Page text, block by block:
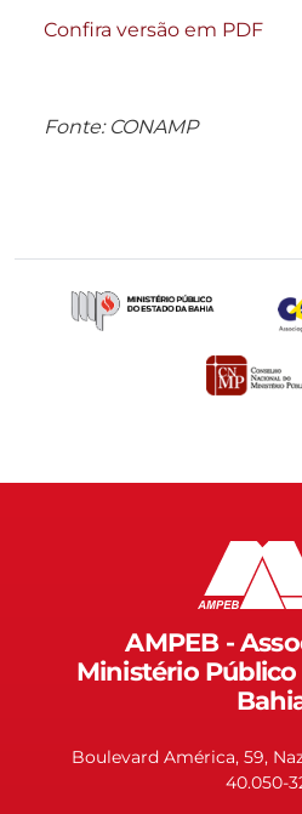
Confira versão em PDF
Fonte: CONAMP
AMPEB -
Ministério
Boulevard América, 59,
40.050-